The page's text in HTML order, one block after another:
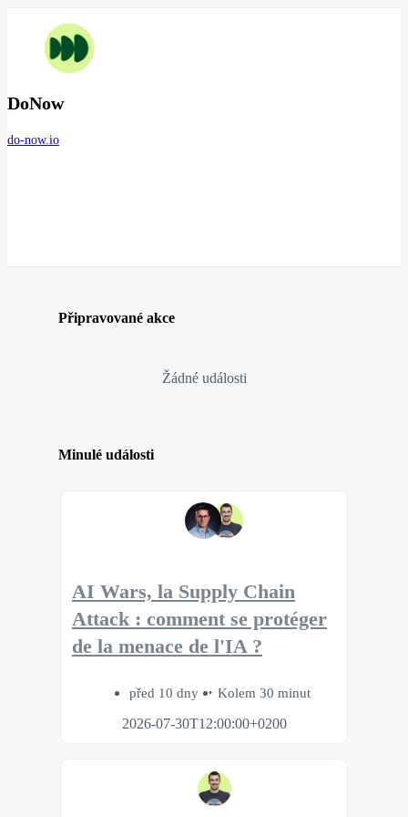
DoNow
do-now.io
Připravované akce
Žádné události
Minulé události
AI Wars, la Supply Chain
Attack : comment se protéger
de la menace de l'IA ?
před 10 dny
Kolem 30 minut
2026-07-30T12:00:00+0200